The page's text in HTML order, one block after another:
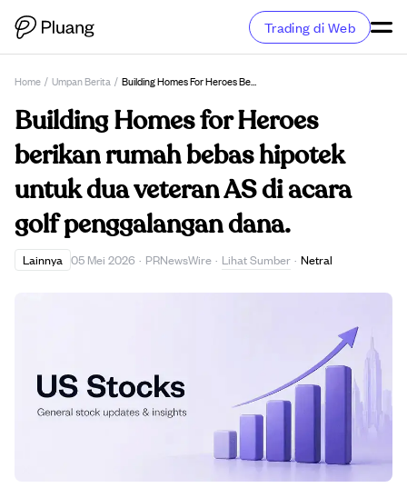
Trading di Web
Home / Umpan Berita / Building Homes For Heroes Berikan Rumah Bebas Hipotek Untuk Dua Veteran AS Di Acara Golf Penggalangan Dana.
Building Homes for Heroes
berikan rumah bebas hipotek
untuk dua veteran AS di acara
golf penggalangan dana.
Lainnya 05 Mei 2026 · PRNewsWire · Lihat Sumber · Netral